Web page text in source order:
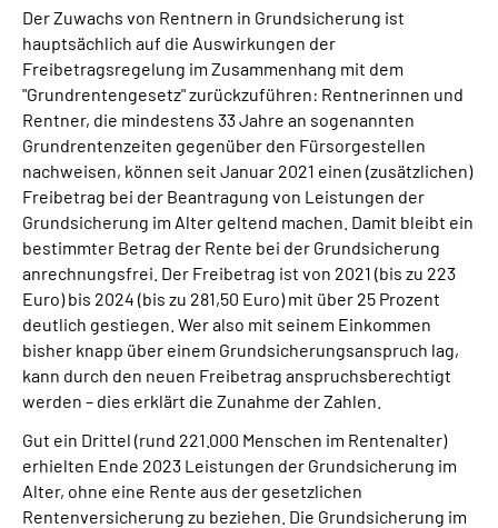
Der Zuwachs von Rentnern in Grundsicherung ist
hauptsächlich auf die Auswirkungen der
Freibetragsregelung im Zusammenhang mit dem
"Grundrentengesetz" zurückzuführen: Rentnerinnen und
Rentner, die mindestens 33 Jahre an sogenannten
Grundrentenzeiten gegenüber den Fürsorgestellen
nachweisen, können seit Januar 2021 einen (zusätzlichen)
Freibetrag bei der Beantragung von Leistungen der
Grundsicherung im Alter geltend machen. Damit bleibt ein
bestimmter Betrag der Rente bei der Grundsicherung
anrechnungsfrei. Der Freibetrag ist von 2021 (bis zu 223
Euro) bis 2024 (bis zu 281,50 Euro) mit über 25 Prozent
deutlich gestiegen. Wer also mit seinem Einkommen
bisher knapp über einem Grundsicherungsanspruch lag,
kann durch den neuen Freibetrag anspruchsberechtigt
werden – dies erklärt die Zunahme der Zahlen.
Gut ein Drittel (rund 221.000 Menschen im Rentenalter)
erhielten Ende 2023 Leistungen der Grundsicherung im
Alter, ohne eine Rente aus der gesetzlichen
Rentenversicherung zu beziehen. Die Grundsicherung im